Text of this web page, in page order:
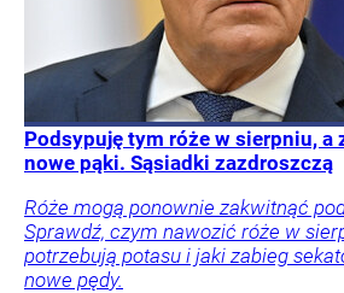
Podsypuję tym róże w sierpniu, a
nowe pąki. Sąsiadki zazdroszczą
Róże mogą ponownie zakwitnąć
Sprawdź, czym nawozić róże w
potrzebują potasu i jaki zabieg
nowe pędy.